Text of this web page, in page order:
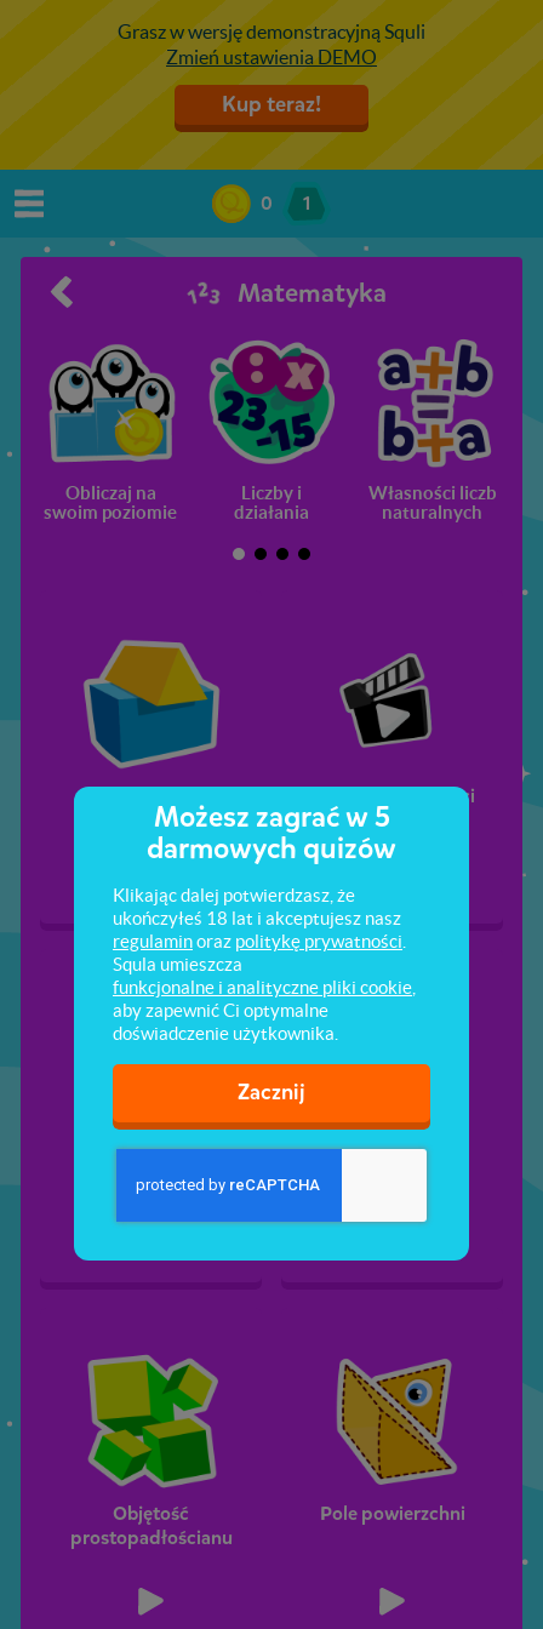
Grasz w wersję demonstracyjną Squli
Zmień ustawienia DEMO
Kup teraz!
0 1
Matematyka
Obliczaj na
swoim poziomie
Liczby i
działania
Własności liczb
naturalnych
Graniastosłupy
proste
Jednostki objętości
Objętość
Objętość i jej
Objętość
prostopadłościanu
Pole powierzchni
Możesz zagrać w 5
darmowych quizów
Klikając dalej potwierdzasz, że
ukończyłeś 18 lat i akceptujesz nasz
regulaminoraz politykę prywatności
Squla umieszcza
funkcjonalne i analityczne pliki cookie
aby zapewnić Ci optymalne
doświadczenie użytkownika.
Zacznij